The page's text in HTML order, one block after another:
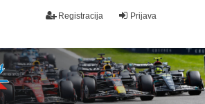
Prijava
Registracija